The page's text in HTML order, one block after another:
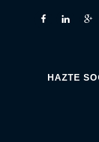
HAZTE